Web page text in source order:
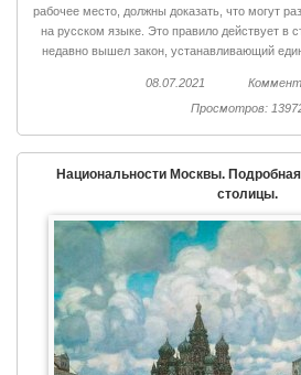
рабочее место, должны доказать, что могут
на русском языке. Это правило действует в
недавно вышел закон, устанавливающий
08.07.2021
Просмотров:
Национальности Москвы.
столицы.